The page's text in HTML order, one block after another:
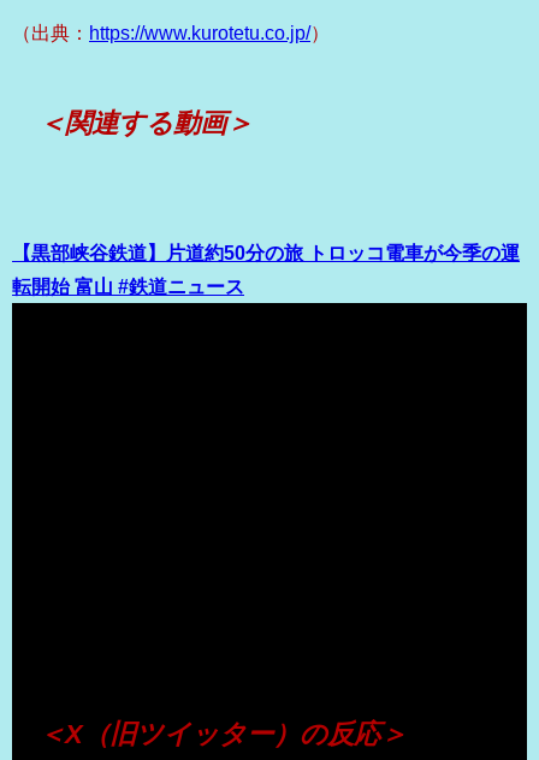
（出典： https://www.kurotetu.co.jp/）
＜関連する動画＞
【黒部峡谷鉄道】片道約50分の旅 トロッコ電車が今季の運
転開始 富山 #鉄道ニュース
＜X（旧ツイッター）の反応＞